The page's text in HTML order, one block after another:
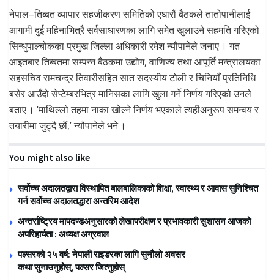
नेपाल–तिब्बत व्यापार सहजीकरण समितिको एघारौं बैठकले तातोपानीलाई
आगामी दुई महिनाभित्रै सर्वसाधारणका लागि समेत खुलाउने सहमति गरिएको
सिन्धुपाल्चोकका प्रमुख जिल्ला अधिकारी रमेश न्यौपानेले जनाए । गत
आइतबार तिब्बतमा सम्पन्न बैठकमा उद्योग, वाणिज्य तथा आपूर्ति मन्त्रालयका
सहसचिव रामचन्द्र तिवारीसहित सात सदस्यीय टोली र चिनियाँ प्रतिनिधि
बसेर आउँदो सेप्टेम्बरभित्र मानिसका लागि खुला गर्ने निर्णय गरिएको उनले
बताए । ‘माथिल्लो तहमा नाका खोल्ने निर्णय भएकाले त्यहीअनुरूप समन्वय र
तयारीमा जुट्दै छौं,’ न्यौपानेले भने ।
You might also like
सर्वोच्च अदालतद्वारा विस्थापित बालबालिकाको शिक्षा, स्वास्थ्य र आवास सुनिश्चित
गर्न सर्वोच्च अदालतद्धारा अन्तरिम आदेश
अन्तर्राष्ट्रिय मापदण्डअनुसारको लेखापरीक्षण र प्रभावकारी सुशासन आजको
अपरिहार्यता : अध्यक्ष अग्रवाल
पल्सरको २५ वर्ष: नेपाली राइडरका लागि सुनौलो अवसर
कथा सुनाउनुहोस्, पल्सर जित्नुहोस्